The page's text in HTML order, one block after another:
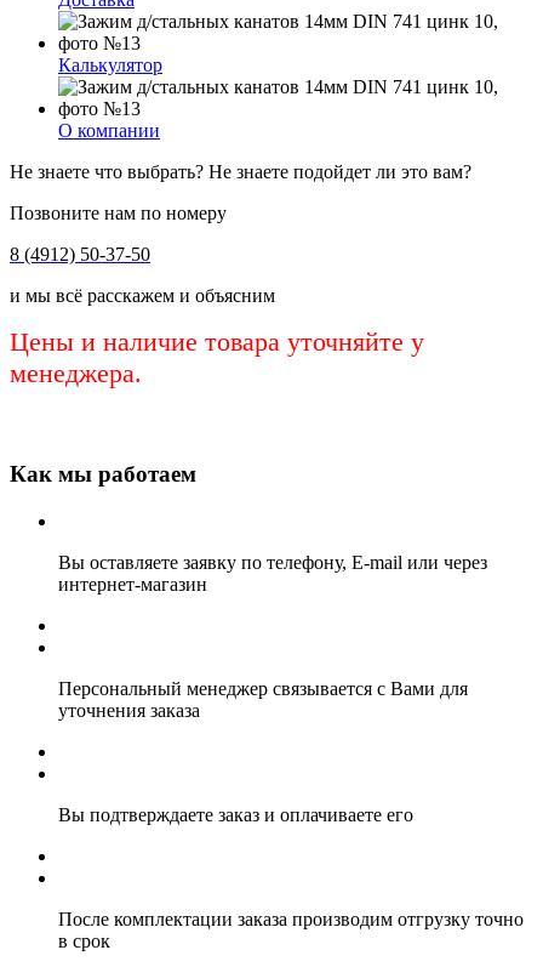
Калькулятор
О компании
Не знаете что выбрать? Не знаете подойдет ли это вам?
Позвоните нам по номеру
8 (4912) 50-37-50
и мы всё расскажем и объясним
Цены и наличие товара уточняйте у
менеджера.
Как мы работаем
Вы оставляете заявку по телефону, E-mail или через
интернет-магазин
Персональный менеджер связывается с Вами для
уточнения заказа
Вы подтверждаете заказ и оплачиваете его
После комплектации заказа производим отгрузку точно
в срок